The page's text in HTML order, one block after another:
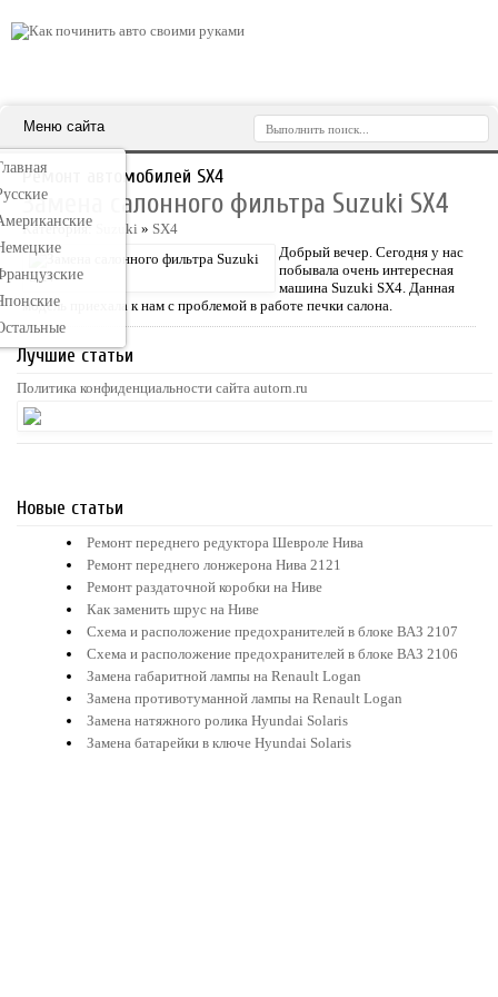
Меню сайта
Ремонт автомобилей SX4
Замена салонного фильтра Suzuki SX4
Категория: Suzuki » SX4
Добрый вечер. Сегодня у нас
побывала очень интересная
машина Suzuki SX4. Данная
модель приехала к нам с проблемой в работе печки салона.
Лучшие статьи
Политика конфиденциальности сайта autorn.ru
Новые статьи
Ремонт переднего редуктора Шевроле Нива
Ремонт переднего лонжерона Нива 2121
Ремонт раздаточной коробки на Ниве
Как заменить шрус на Ниве
Схема и расположение предохранителей в блоке ВАЗ 2107
Схема и расположение предохранителей в блоке ВАЗ 2106
Замена габаритной лампы на Renault Logan
Замена противотуманной лампы на Renault Logan
Замена натяжного ролика Hyundai Solaris
Замена батарейки в ключе Hyundai Solaris